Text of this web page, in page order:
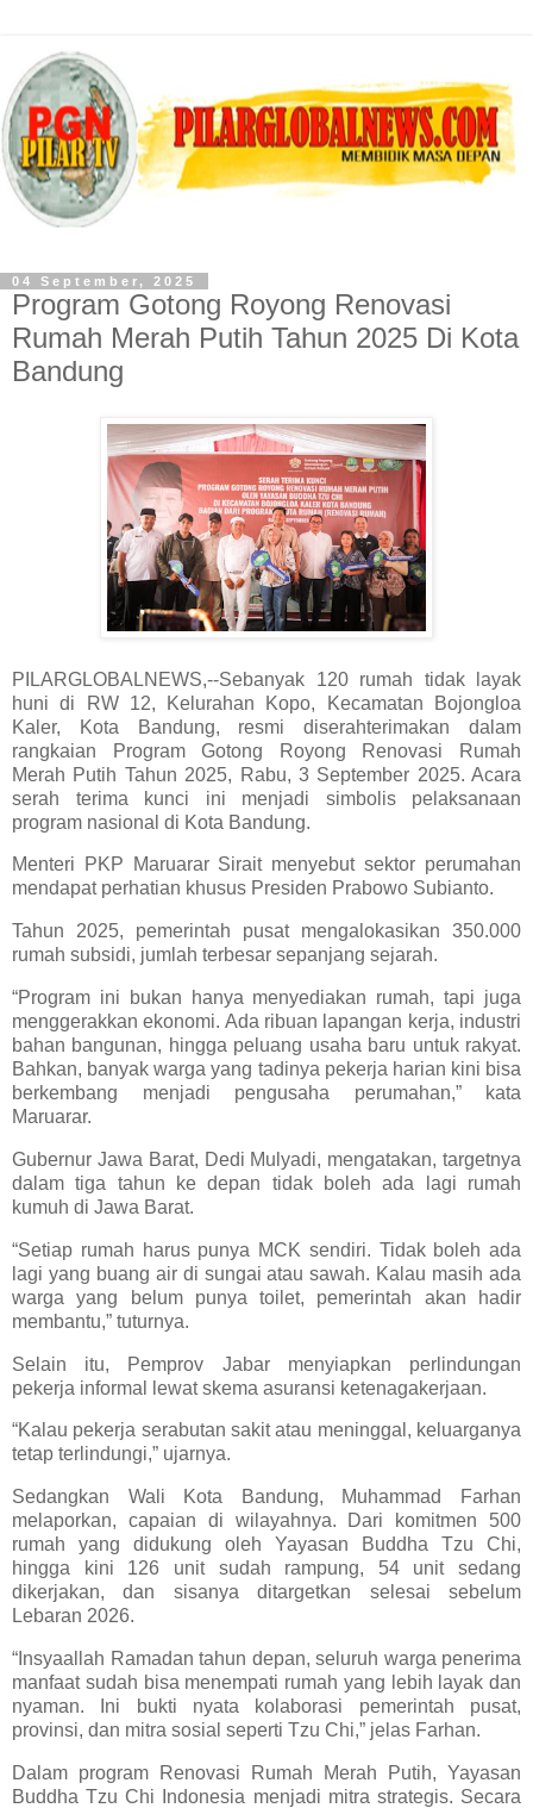
04 September, 2025
Program Gotong Royong Renovasi
Rumah Merah Putih Tahun 2025 Di Kota
Bandung
PILARGLOBALNEWS,--Sebanyak 120 rumah tidak layak
huni di RW 12, Kelurahan Kopo, Kecamatan Bojongloa
Kaler, Kota Bandung, resmi diserahterimakan dalam
rangkaian Program Gotong Royong Renovasi Rumah
Merah Putih Tahun 2025, Rabu, 3 September 2025. Acara
serah terima kunci ini menjadi simbolis pelaksanaan
program nasional di Kota Bandung.
Menteri PKP Maruarar Sirait menyebut sektor perumahan
mendapat perhatian khusus Presiden Prabowo Subianto.
Tahun 2025, pemerintah pusat mengalokasikan 350.000
rumah subsidi, jumlah terbesar sepanjang sejarah.
“Program ini bukan hanya menyediakan rumah, tapi juga
menggerakkan ekonomi. Ada ribuan lapangan kerja, industri
bahan bangunan, hingga peluang usaha baru untuk rakyat.
Bahkan, banyak warga yang tadinya pekerja harian kini bisa
berkembang menjadi pengusaha perumahan,” kata
Maruarar.
Gubernur Jawa Barat, Dedi Mulyadi, mengatakan, targetnya
dalam tiga tahun ke depan tidak boleh ada lagi rumah
kumuh di Jawa Barat.
“Setiap rumah harus punya MCK sendiri. Tidak boleh ada
lagi yang buang air di sungai atau sawah. Kalau masih ada
warga yang belum punya toilet, pemerintah akan hadir
membantu,” tuturnya.
Selain itu, Pemprov Jabar menyiapkan perlindungan
pekerja informal lewat skema asuransi ketenagakerjaan.
“Kalau pekerja serabutan sakit atau meninggal, keluarganya
tetap terlindungi,” ujarnya.
Sedangkan Wali Kota Bandung, Muhammad Farhan
melaporkan, capaian di wilayahnya. Dari komitmen 500
rumah yang didukung oleh Yayasan Buddha Tzu Chi,
hingga kini 126 unit sudah rampung, 54 unit sedang
dikerjakan, dan sisanya ditargetkan selesai sebelum
Lebaran 2026.
“Insyaallah Ramadan tahun depan, seluruh warga penerima
manfaat sudah bisa menempati rumah yang lebih layak dan
nyaman. Ini bukti nyata kolaborasi pemerintah pusat,
provinsi, dan mitra sosial seperti Tzu Chi,” jelas Farhan.
Dalam program Renovasi Rumah Merah Putih, Yayasan
Buddha Tzu Chi Indonesia menjadi mitra strategis. Secara